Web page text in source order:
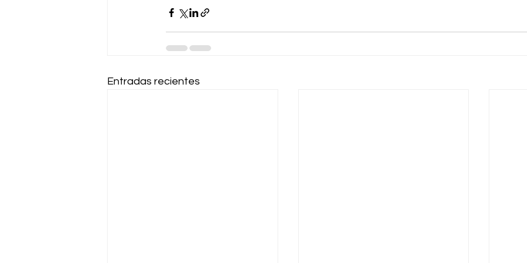
Entradas recientes